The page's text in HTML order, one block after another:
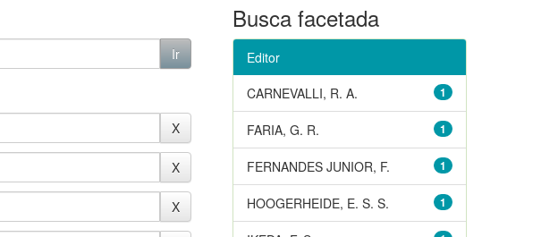
Busca facetada
Editor
1
CARNEVALLI, R. A.
1
FARIA, G. R.
1
FERNANDES JUNIOR, F.
1
HOOGERHEIDE, E. S. S.